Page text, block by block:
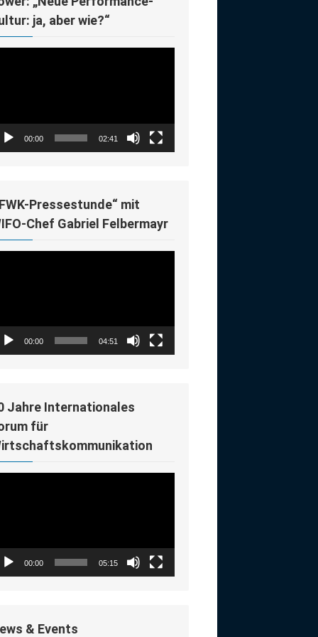
ja, aber wie?“
00:00 02:41
Pressestunde“ mit
Chef Gabriel Felbermayr
00:00 04:51
Jahre Internationales
für
00:00 05:15
& Events